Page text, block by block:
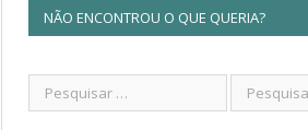
NÃO ENCONTROU O QUE QUERIA?